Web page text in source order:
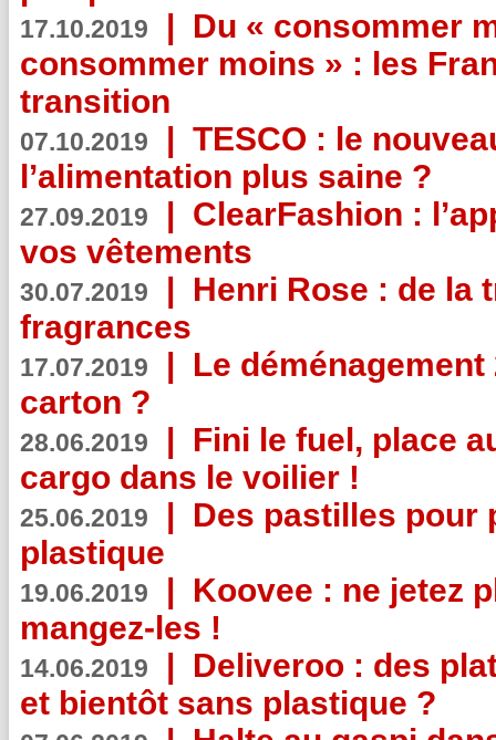
17.10.2019 | Du « consommer
consommer moins » : les
transition
07.10.2019 | TESCO : le
l’alimentation plus saine ?
27.09.2019 | ClearFashion :
vos vêtements
30.07.2019 | Henri Rose : de la
fragrances
17.07.2019 | Le
carton ?
28.06.2019 | Fini le fuel, place
cargo dans le voilier !
25.06.2019 | Des pastilles pour
plastique
19.06.2019 | Koovee : ne jetez
mangez-les !
14.06.2019 | Deliveroo : des
et bientôt sans plastique ?